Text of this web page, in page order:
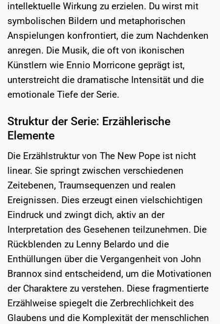
intellektuelle Wirkung zu erzielen. Du wirst mit
symbolischen Bildern und metaphorischen
Anspielungen konfrontiert, die zum Nachdenken
anregen. Die Musik, die oft von ikonischen
Künstlern wie Ennio Morricone geprägt ist,
unterstreicht die dramatische Intensität und die
emotionale Tiefe der Serie.
Struktur der Serie: Erzählerische
Elemente
Die Erzählstruktur von The New Pope ist nicht
linear. Sie springt zwischen verschiedenen
Zeitebenen, Traumsequenzen und realen
Ereignissen. Dies erzeugt einen vielschichtigen
Eindruck und zwingt dich, aktiv an der
Interpretation des Gesehenen teilzunehmen. Die
Rückblenden zu Lenny Belardo und die
Enthüllungen über die Vergangenheit von John
Brannox sind entscheidend, um die Motivationen
der Charaktere zu verstehen. Diese fragmentierte
Erzählweise spiegelt die Zerbrechlichkeit des
Glaubens und die Komplexität der menschlichen